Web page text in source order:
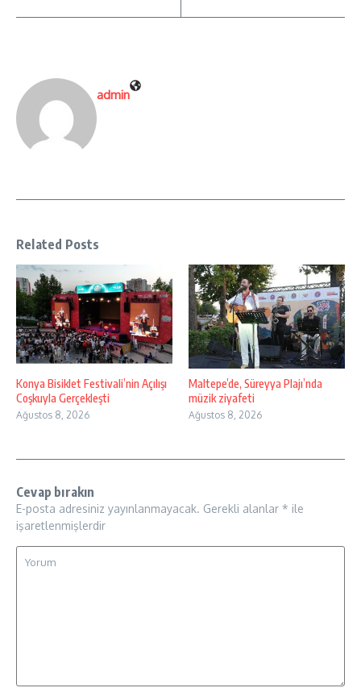
admin
Related Posts
Konya Bisiklet Festivali’nin Açılışı
Coşkuyla Gerçekleşti
Ağustos 8, 2026
Maltepe’de, Süreyya Plajı’nda
müzik ziyafeti
Ağustos 8, 2026
Cevap bırakın
E-posta adresiniz yayınlanmayacak. Gerekli alanlar * ile
işaretlenmişlerdir